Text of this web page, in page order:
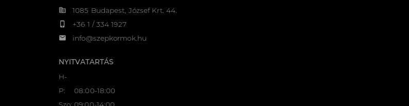
corporate_fare 1085 Budapest, József Krt. 44.
phone_iphone +36 1 / 334 1927
email info@szepkormok.hu
NYITVATARTÁS
H-
P:
08:00-18:00